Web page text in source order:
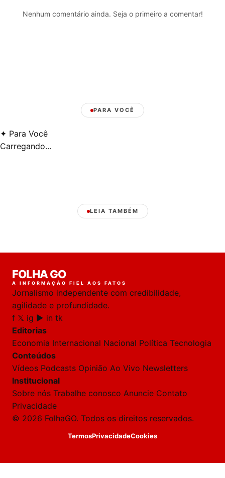
Nenhum comentário ainda. Seja o primeiro a comentar!
PARA VOCÊ
✦ Para Você
Carregando...
LEIA TAMBÉM
online
você
Laura
Oi!
👋
Bom
FOLHA GO
A INFORMAÇÃO FIEL AOS FATOS
Jornalismo independente com credibilidade,
agilidade e profundidade.
f 𝕏 ig ▶ in tk
Editorias
Economia Internacional Nacional Política Tecnologia
Conteúdos
Vídeos Podcasts Opinião Ao Vivo Newsletters
Institucional
Sobre nós Trabalhe conosco Anuncie Contato
Privacidade
© 2026 FolhaGO. Todos os direitos reservados.
TermosPrivacidadeCookies